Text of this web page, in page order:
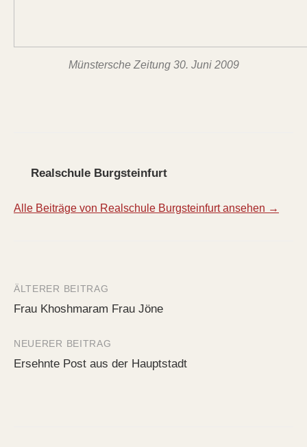
Münstersche Zeitung 30. Juni 2009
Realschule Burgsteinfurt
Alle Beiträge von Realschule Burgsteinfurt ansehen →
Beitrags-
Navigation
ÄLTERER BEITRAG
Frau Khoshmaram Frau Jöne
NEUERER BEITRAG
Ersehnte Post aus der Hauptstadt